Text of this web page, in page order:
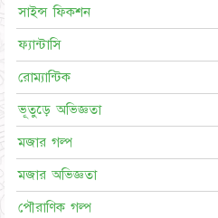
সাইন্স ফিকশন
ফ্যান্টাসি
রোম্যান্টিক
ভূতুড়ে অভিজ্ঞতা
মজার গল্প
মজার অভিজ্ঞতা
পৌরাণিক গল্প